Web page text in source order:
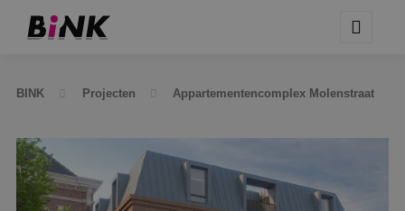
BINK Projecten Appartementencomplex Molenstraat